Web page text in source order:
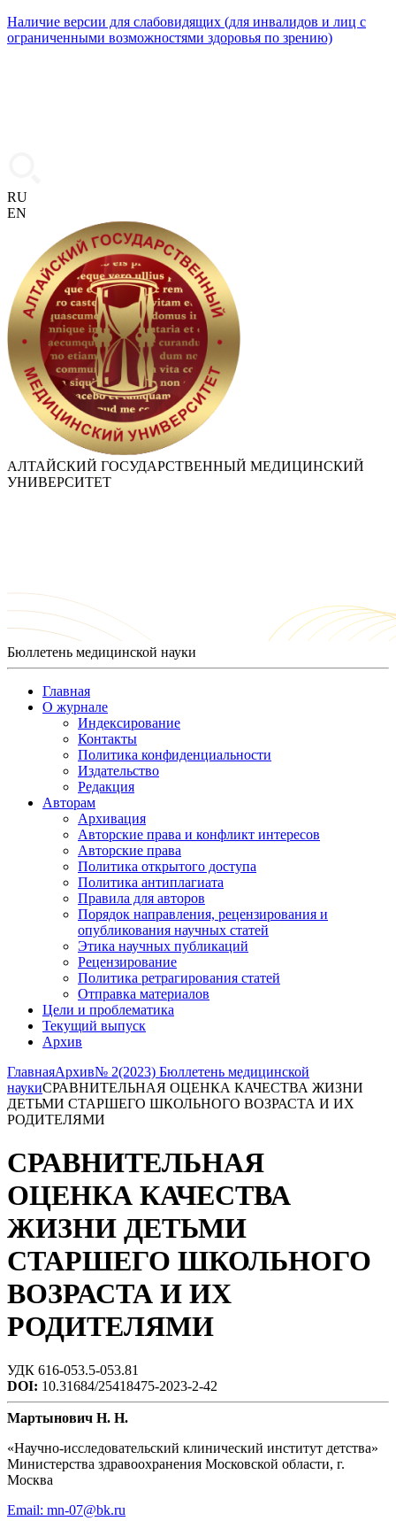
Наличие версии для слабовидящих (для инвалидов и лиц с
ограниченными возможностями здоровья по зрению)
RU
EN
АЛТАЙСКИЙ ГОСУДАРСТВЕННЫЙ МЕДИЦИНСКИЙ
УНИВЕРСИТЕТ
Бюллетень медицинской науки
Главная
О журнале
Индексирование
Контакты
Политика конфиденциальности
Издательство
Редакция
Авторам
Архивация
Авторские права и конфликт интересов
Авторские права
Политика открытого доступа
Политика антиплагиата
Правила для авторов
Порядок направления, рецензирования и
опубликования научных статей
Этика научных публикаций
Рецензирование
Политика ретрагирования статей
Отправка материалов
Цели и проблематика
Текущий выпуск
Архив
ГлавнаяАрхив№ 2(2023) Бюллетень медицинской
наукиСРАВНИТЕЛЬНАЯ ОЦЕНКА КАЧЕСТВА ЖИЗНИ
ДЕТЬМИ СТАРШЕГО ШКОЛЬНОГО ВОЗРАСТА И ИХ
РОДИТЕЛЯМИ
СРАВНИТЕЛЬНАЯ
ОЦЕНКА КАЧЕСТВА
ЖИЗНИ ДЕТЬМИ
СТАРШЕГО ШКОЛЬНОГО
ВОЗРАСТА И ИХ
РОДИТЕЛЯМИ
УДК 616-053.5-053.81
DOI: 10.31684/25418475-2023-2-42
Мартынович Н. Н.
«Научно-исследовательский клинический институт детства»
Министерства здравоохранения Московской области, г.
Москва
Email: mn-07@bk.ru